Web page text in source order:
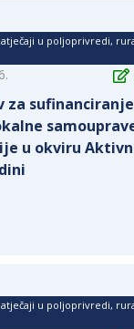
u poljoprivredi,
za
u okviru
u poljoprivredi,